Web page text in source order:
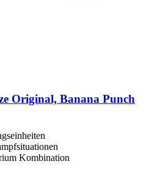
Original, Banana Punch
Kombination